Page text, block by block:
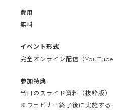
費用
無料
イベント形式
完全オンライン配信（
参加特典
当日のスライド資料（抜粋版）
※ウェビナー終了後に実施す